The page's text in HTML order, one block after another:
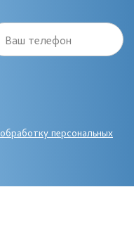
Ваш телефон
обработку персональных